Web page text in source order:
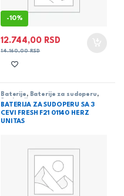
-10%
12.744,00 RSD
14.160,00RSD
Baterije , Baterije za sudoperu ,
Sanitarija
BATERIJA ZA SUDOPERU SA 3
CEVI FRESH F21 01140 HERZ
UNITAS